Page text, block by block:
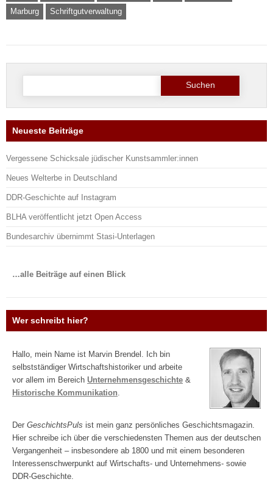
Marburg
Schriftgutverwaltung
Suche
Neueste Beiträge
Vergessene Schicksale jüdischer Kunstsammler:innen
Neues Welterbe in Deutschland
DDR-Geschichte auf Instagram
BLHA veröffentlicht jetzt Open Access
Bundesarchiv übernimmt Stasi-Unterlagen
…alle Beiträge auf einen Blick
Wer schreibt hier?
Hallo, mein Name ist Marvin Brendel. Ich bin
selbstständiger Wirtschaftshistoriker und arbeite
vor allem im Bereich Unternehmensgeschichte &
Historische Kommunikation
Der GeschichtsPuls ist mein ganz persönliches Geschichtsmagazin.
Hier schreibe ich über die verschiedensten Themen aus der deutschen
Vergangenheit – insbesondere ab 1800 und mit einem besonderen
Interessenschwerpunkt auf Wirtschafts- und Unternehmens- sowie
DDR-Geschichte.